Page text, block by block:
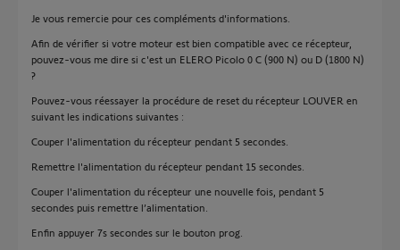
Je vous remercie pour ces compléments d'informations.
Afin de vérifier si votre moteur est bien compatible avec ce récepteur,
pouvez-vous me dire si c'est un ELERO Picolo 0 C (900 N) ou D (1800 N)
?
Pouvez-vous réessayer la procédure de reset du récepteur LOUVER en
suivant les indications suivantes :
Couper l'alimentation du récepteur pendant 5 secondes.
Remettre l'alimentation du récepteur pendant 15 secondes.
Couper l'alimentation du récepteur une nouvelle fois, pendant 5
secondes puis remettre l’alimentation.
Enfin appuyer 7s secondes sur le bouton prog.